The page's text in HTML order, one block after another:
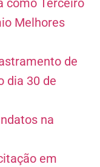
como Terceiro
Melhores
de
dia 30 de
na
em